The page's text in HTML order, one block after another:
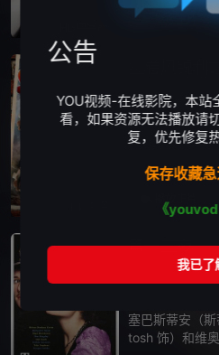
2015 美国 喜
主演： 贾瑞德·
A
bout David
reamed of
播放正片
第十二夜
其它 剧
塞巴斯蒂安（
tosh 饰）和维
公告
YOU视频-在线影院，本站
看，如果资源无法播放请
复，优先修复
保存收藏
《